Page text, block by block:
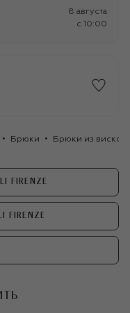
8 августа
c 10:00
Брюки Брюки из
FIRENZE
FIRENZE